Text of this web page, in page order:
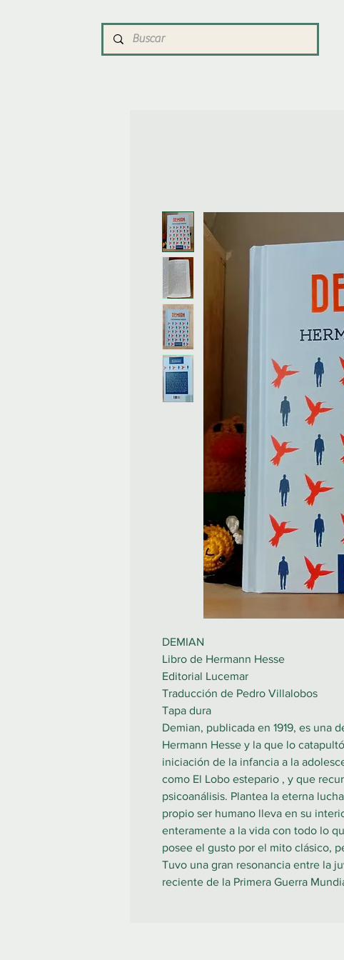
DEMIAN
Libro de Hermann Hesse
Editorial Lucemar
Traducción de Pedro Villalobos
Tapa dura
Demian, publicada en 1919, es una
Hermann Hesse y la que lo
iniciación de la infancia a la
como El Lobo estepario , y que
psicoanálisis. Plantea la eterna
propio ser humano lleva en su
enteramente a la vida con todo lo
posee el gusto por el mito clásico,
Tuvo una gran resonancia entre la
reciente de la Primera Guerra